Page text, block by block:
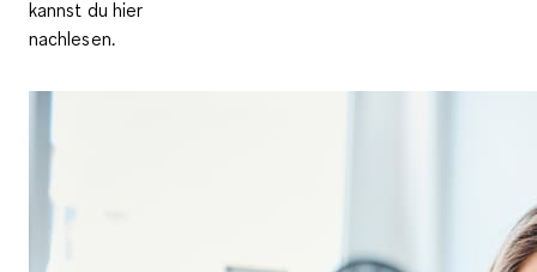
kannst du hier
nachlesen.